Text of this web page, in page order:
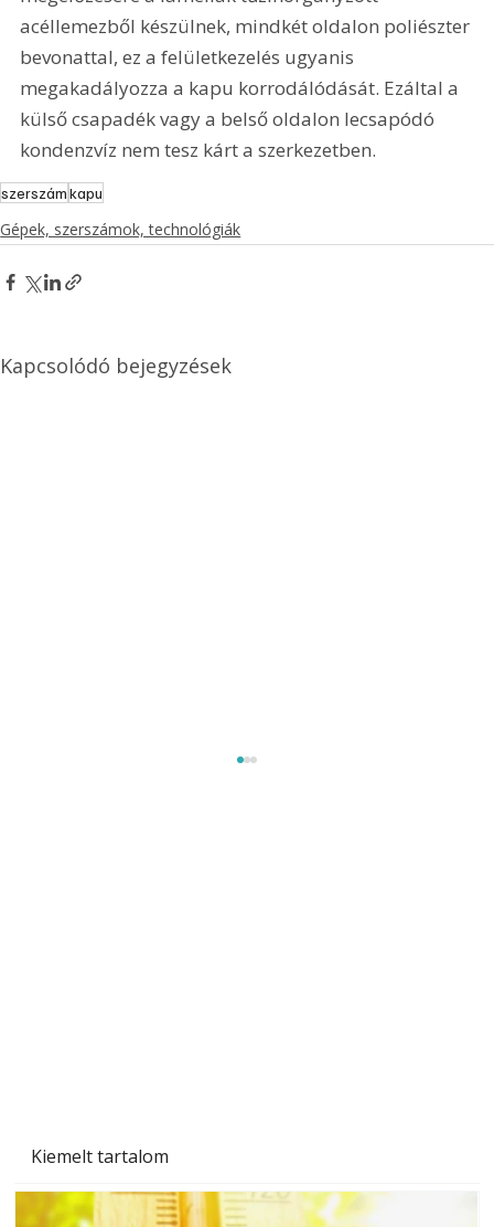
Kiemelt tartalom
acéllemezből készülnek, mindkét oldalon poliészter
bevonattal, ez a felületkezelés ugyanis
megakadályozza a kapu korrodálódását. Ezáltal a
külső csapadék vagy a belső oldalon lecsapódó
kondenzvíz nem tesz kárt a szerkezetben.
szerszámkapu
Gépek, szerszámok, technológiák
Kapcsolódó bejegyzések